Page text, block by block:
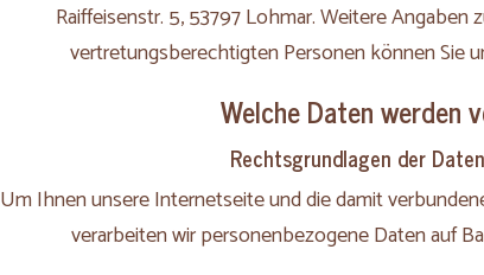
Raiffeisenstr. 5, 53797 Lohmar. Weitere
vertretungsberechtigten Personen können Sie
Welche Daten werden
Rechtsgrundlagen der
Um Ihnen unsere Internetseite und die damit
verarbeiten wir personenbezogene Daten auf